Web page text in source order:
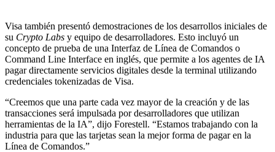
Visa también presentó demostraciones de los desarrollos iniciales de
su Crypto Labs y equipo de desarrolladores. Esto incluyó un
concepto de prueba de una Interfaz de Línea de Comandos o
Command Line Interface en inglés, que permite a los agentes de IA
pagar directamente servicios digitales desde la terminal utilizando
credenciales tokenizadas de Visa.
“Creemos que una parte cada vez mayor de la creación y de las
transacciones será impulsada por desarrolladores que utilizan
herramientas de la IA”, dijo Forestell. “Estamos trabajando con la
industria para que las tarjetas sean la mejor forma de pagar en la
Línea de Comandos.”